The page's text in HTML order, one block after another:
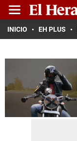
INICIO EH PLUS